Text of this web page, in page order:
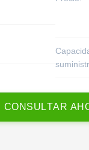
CON SU LTAR AH